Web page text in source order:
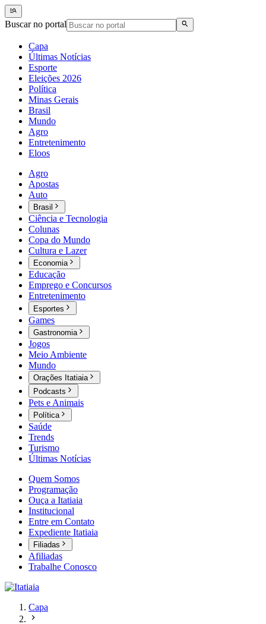
Buscar no portal
Capa
Últimas Notícias
Esporte
Eleições 2026
Política
Minas Gerais
Brasil
Mundo
Agro
Entretenimento
Eloos
Agro
Apostas
Auto
Brasil
Ciência e Tecnologia
Colunas
Copa do Mundo
Cultura e Lazer
Economia
Educação
Emprego e Concursos
Entretenimento
Esportes
Games
Gastronomia
Jogos
Meio Ambiente
Mundo
Orações Itatiaia
Podcasts
Pets e Animais
Política
Saúde
Trends
Turismo
Últimas Notícias
Quem Somos
Programação
Ouça a Itatiaia
Institucional
Entre em Contato
Expediente Itatiaia
Filiadas
Afiliadas
Trabalhe Conosco
Capa